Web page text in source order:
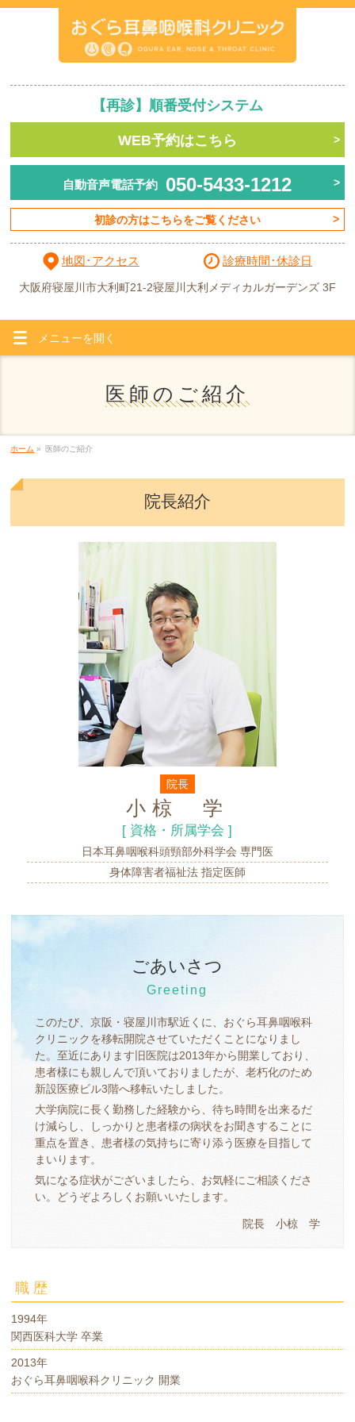
【再診】 順番受付システム
WEB予約はこちら
自動音声電話予約 050-5433-1212
初診の方はこちらをご覧ください
地図･アクセス 診療時間･休診日
大阪府寝屋川市大利町21-2寝屋川大利メディカルガーデンズ 3F
メニューを開く
医師のご紹介
ホーム » 医師のご紹介
院長紹介
院長
小椋 学
[ 資格・所属学会 ]
日本耳鼻咽喉科頭頸部外科学会 専門医
身体障害者福祉法 指定医師
ごあいさつ
Greeting
このたび、京阪・寝屋川市駅近くに、おぐら耳鼻咽喉科
クリニックを移転開院させていただくことになりまし
た。至近にあります旧医院は2013年から開業しており、
患者様にも親しんで頂いておりましたが、老朽化のため
新設医療ビル3階へ移転いたしました。
大学病院に長く勤務した経験から、待ち時間を出来るだ
け減らし、しっかりと患者様の病状をお聞きすることに
重点を置き、患者様の気持ちに寄り添う医療を目指して
まいります。
気になる症状がございましたら、お気軽にご相談くださ
い。どうぞよろしくお願いいたします。
院長 小椋 学
職 歴
1994年
関西医科大学 卒業
2013年
おぐら耳鼻咽喉科クリニック 開業